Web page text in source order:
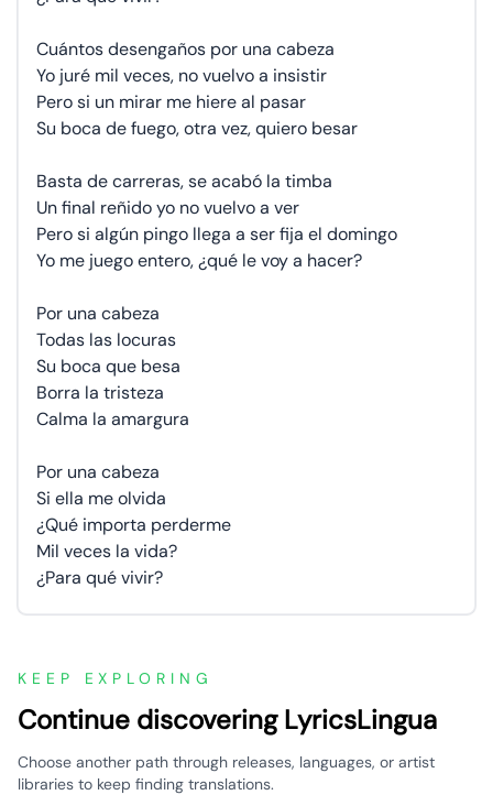
Cuántos desengaños por una cabeza
Yo juré mil veces, no vuelvo a insistir
Pero si un mirar me hiere al pasar
Su boca de fuego, otra vez, quiero besar
Basta de carreras, se acabó la timba
Un final reñido yo no vuelvo a ver
Pero si algún pingo llega a ser fija el domingo
Yo me juego entero, ¿qué le voy a hacer?
Por una cabeza
Todas las locuras
Su boca que besa
Borra la tristeza
Calma la amargura
Por una cabeza
Si ella me olvida
¿Qué importa perderme
Mil veces la vida?
¿Para qué vivir?
KEEP EXPLORING
Continue discovering LyricsLingua
Choose another path through releases, languages, or artist
libraries to keep finding translations.